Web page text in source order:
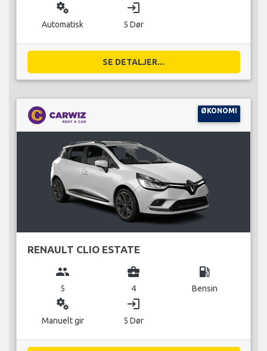
miscellaneous_services
Automatisk
login
5 Dør
SE DETALJER...
ØKONOMI
RENAULT CLIO ESTATE
group
5
business_center
4
local_gas_station
Bensin
miscellaneous_services
Manuelt gir
login
5 Dør